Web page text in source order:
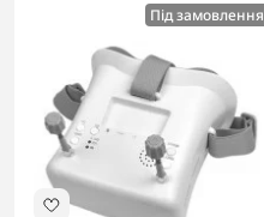
Під замовлення